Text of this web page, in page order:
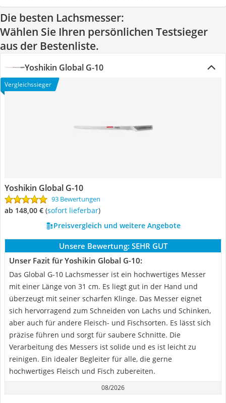
Die besten Lachsmesser:
Wählen Sie Ihren persönlichen Testsieger
aus der Bestenliste.
Yoshikin Global G-10
Vergleichssieger
Yoshikin Global G-10
93 Bewertungen
ab 148,00 € ( Sofort lieferbar)
Preisvergleich und weitere Angebote
Unsere Bewertung: SEHR GUT
Unser Fazit für Yoshikin Global G-10:
Das Global G-10 Lachsmesser ist ein hochwertiges Messer
mit einer Länge von 31 cm. Es liegt gut in der Hand und
überzeugt mit seiner scharfen Klinge. Das Messer eignet
sich hervorragend zum Schneiden von Lachs und Schinken,
aber auch für andere Fleisch- und Fischsorten. Es lässt sich
präzise führen und sorgt für saubere Schnitte. Die
Verarbeitung des Messers ist solide und es ist leicht zu
reinigen. Ein idealer Begleiter für alle, die gerne
hochwertiges Fleisch und Fisch zubereiten.
08/2026